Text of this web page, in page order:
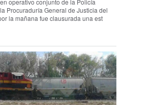
operativo conjunto de la Policía
Procuraduría General de Justicia del
la mañana fue clausurada una est